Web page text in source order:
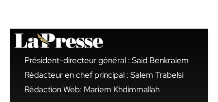
Président-directeur général : Said Benkraiem
Rédacteur en chef principal : Salem Trabelsi
Rédaction Web: Mariem Khdimmallah